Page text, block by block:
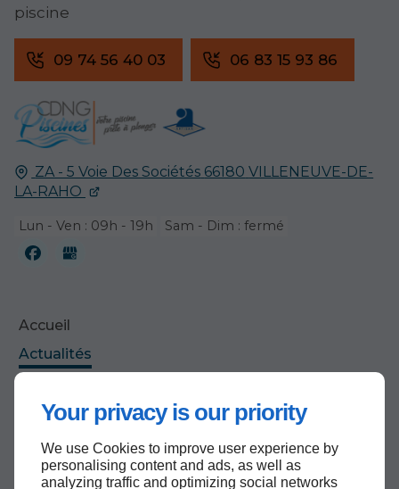
Your privacy is our priority
We use Cookies to improve user experience by
personalising content and ads, as well as
analyzing traffic and optimizing social networks
ZA - 5 Voie Des Sociétés 66180 VILLENEUVE-DE-
LA-RAHO
Lun - Ven : 09h - 19h Sam - Dim : fermé
Accueil
Actualités
Mentions légales
Plan du site
piscine
09 74 56 40 03 06 83 15 93 86